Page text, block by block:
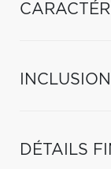
DÉTAILS